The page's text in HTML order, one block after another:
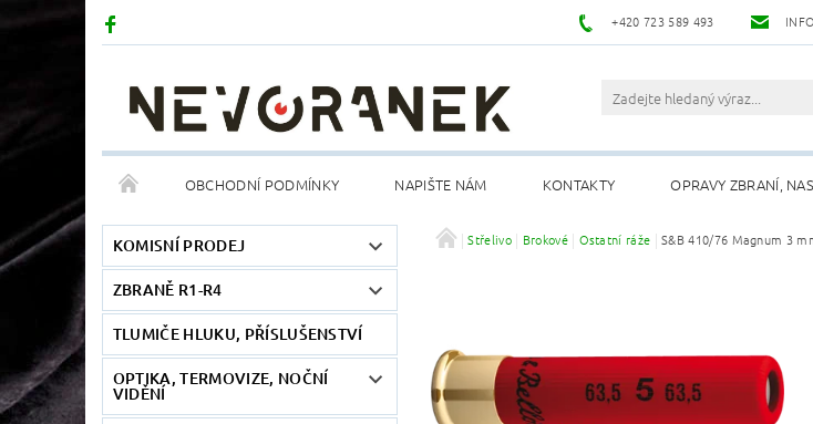
+420 723 589 493
OBCHODNÍ PODMÍNKY NAPIŠTE NÁM KONTAKTY OPRAVY ZBRANÍ,
KOMISNÍ PRODEJ
ZBRANĚ R1-R4
TLUMIČE HLUKU, PŘÍSLUŠENSTVÍ
OPTIKA, TERMOVIZE, NOČNÍ
VIDĚNÍ
Střelivo Brokové Ostatní ráže S&B 410/76 Magnum 3